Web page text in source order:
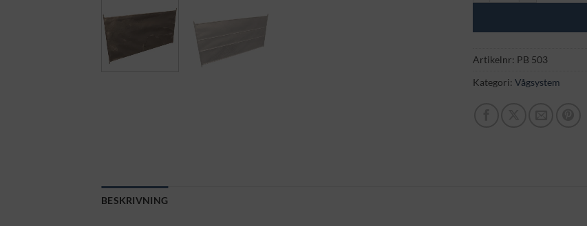
Artikelnr: PB 503
Kategori: Vågsystem
BESKRIVNING